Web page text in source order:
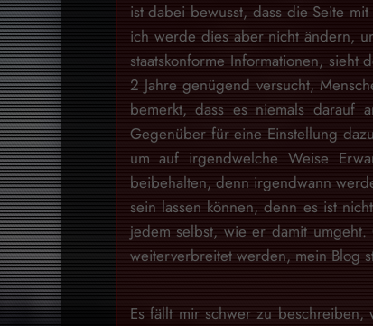
ist dabei bewusst, dass die Seite
ich werde dies aber nicht ändern,
staatskonforme Informationen,
2 Jahre genügend versucht,
bemerkt, dass es niemals darauf
Gegenüber für eine Einstellung
um auf irgendwelche Weise
beibehalten, denn irgendwann
sein lassen können, denn es ist
jedem selbst, wie er damit
weiterverbreitet werden, mein Blog
Es fällt mir schwer zu beschreiben,